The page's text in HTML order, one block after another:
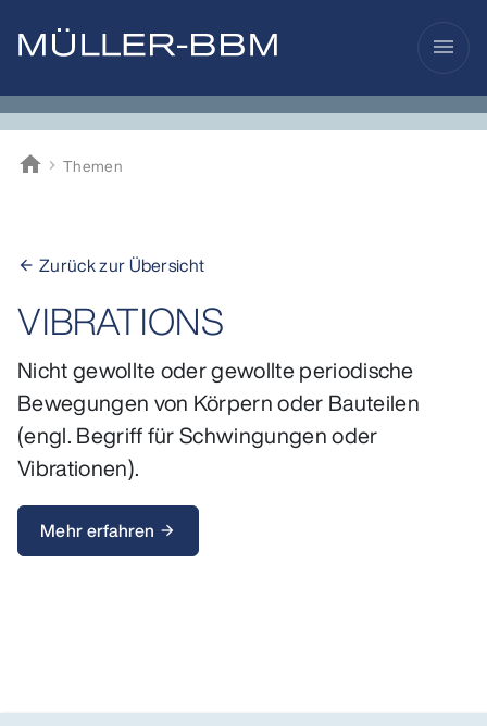
menu
home
Müller-BBM
Themen
arrow_back Zurück zur Übersicht
VIBRATIONS
Nicht gewollte oder gewollte periodische
Bewegungen von Körpern oder Bauteilen
(engl. Begriff für Schwingungen oder
Vibrationen).
Mehr erfahren arrow_forward